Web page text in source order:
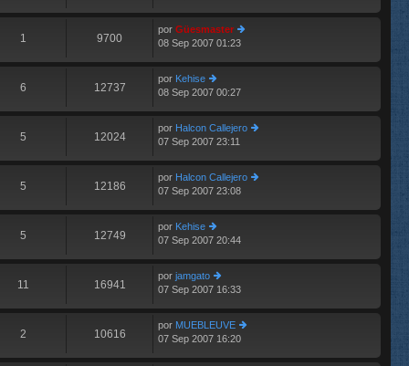
e
n
s o
m
e
s
1 9700
por Güesmaster
er
m
e
n
s
08 Sep 2007 01:23
6 12737
por Kehise
er
o
m
e
n
s
08 Sep 2007 00:27
5 12024
por Halcon Callejero
o
e
07 Sep 2007 23:11
5 12186
por Halcon Callejero
e
07 Sep 2007 23:08
5 12749
por Kehise
er
o
m
e
n
s
07 Sep 2007 20:44
11 16941
por jamgato
er
o
m
e
07 Sep 2007 16:33
2 10616
por MUEBLEUVE
er
07 Sep 2007 16:20